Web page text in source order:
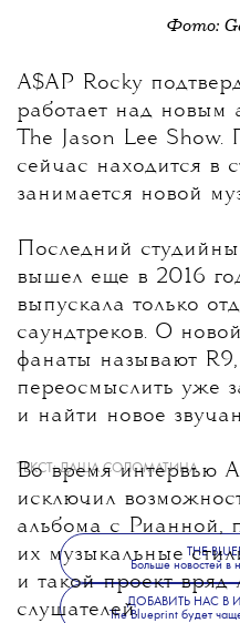
Фото:
A$AP Rocky
работает над новым
The Jason Lee Show.
сейчас находится в
занимается новой
Последний
вышел еще в 2016
выпускала только
саундтреков. О
фанаты называют
переосмыслить уже
и найти новое
Во время интервью
исключил
альбома с Рианной,
их музыкальные
и такой проект вряд
слушателей.
ТЕКСТ:ДАША СОЛОМАТИНА
THE
Больше новостей в
ДОБАВИТЬ НАС В
The Blueprint будет